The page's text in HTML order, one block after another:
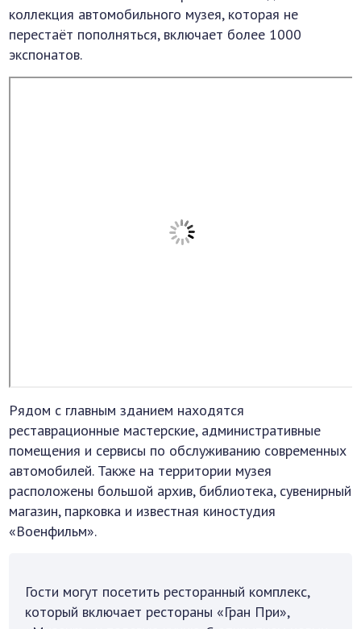
коллекция автомобильного музея, которая не
перестаёт пополняться, включает более 1000
экспонатов.
Рядом с главным зданием находятся
реставрационные мастерские, административные
помещения и сервисы по обслуживанию современных
автомобилей. Также на территории музея
расположены большой архив, библиотека, сувенирный
магазин, парковка и известная киностудия
«Военфильм».
Гости могут посетить ресторанный комплекс,
который включает рестораны «Гран При»,